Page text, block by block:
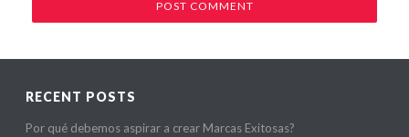
RECENT POSTS
Por qué debemos aspirar a crear Marcas Exitosas?